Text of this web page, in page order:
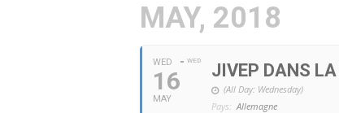
MAY, 2018
WED
16
MAY
WED JIVEP DANS
(All Day: Wednesday)
Pays: Allemagne